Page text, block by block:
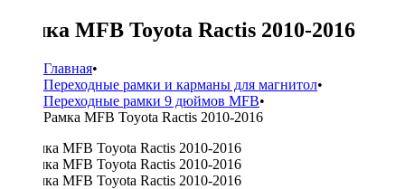
Рамка MFB Toyota Ractis 2010-2016
Главная•
Переходные рамки и карманы для магнитол•
Переходные рамки 9 дюймов MFB•
Рамка MFB Toyota Ractis 2010-2016